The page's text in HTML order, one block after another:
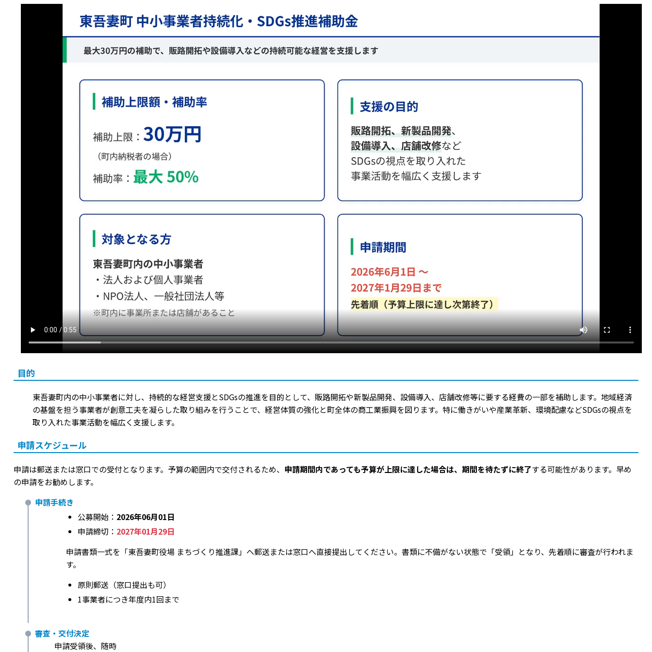
目的
東吾妻町内の中小事業者に対し、持続的な経営支援とSDGsの推進を目的として、販路開拓や新製品開発、設備導入、店舗改修等に要する経費の一部を補助します。地域経済
の基盤を担う事業者が創意工夫を凝らした取り組みを行うことで、経営体質の強化と町全体の商工業振興を図ります。特に働きがいや産業革新、環境配慮などSDGsの視点を
取り入れた事業活動を幅広く支援します。
申請スケジュール
申請は郵送または窓口での受付となります。予算の範囲内で交付されるため、 申請期間内であっても予算が上限に達した場合は、期間を待たずに終了する可能性があります。早め
の申請をお勧めします。
申請手続き
公募開始： 2026年06月01日
申請締切： 2027年01月29日
申請書類一式を「東吾妻町役場 まちづくり推進課」へ郵送または窓口へ直接提出してください。書類に不備がない状態で「受領」となり、先着順に審査が行われま
す。
原則郵送（窓口提出も可）
1事業者につき年度内1回まで
審査・交付決定
申請受領後、随時